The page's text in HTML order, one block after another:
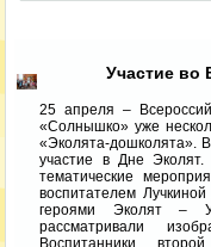
Участие во
25 апреля –
«Солнышко» уже
«Эколята-дошколята».
участие в Дне
тематические
воспитателем
героями Эколят –
рассматривали
Воспитанники